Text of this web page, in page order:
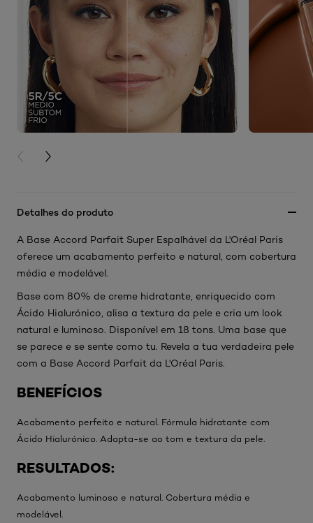
PREVIOUS CARD
NEXT CARD
Detalhes do produto
A Base Accord Parfait Super Espalhável da L'Oréal Paris
oferece um acabamento perfeito e natural, com cobertura
média e modelável.
Base com 80% de creme hidratante, enriquecido com
Ácido Hialurónico, alisa a textura da pele e cria um look
natural e luminoso. Disponível em 18 tons. Uma base que
se parece e se sente como tu. Revela a tua verdadeira pele
com a Base Accord Parfait da L'Oréal Paris.
BENEFÍCIOS
Acabamento perfeito e natural. Fórmula hidratante com
Ácido Hialurónico. Adapta-se ao tom e textura da pele.
RESULTADOS:
Acabamento luminoso e natural. Cobertura média e
modelável.